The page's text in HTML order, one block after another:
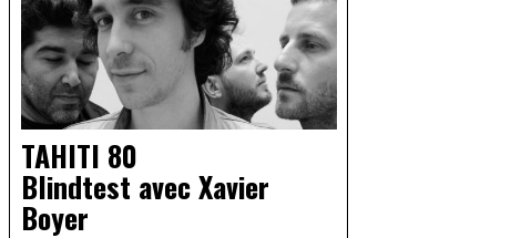
TAHITI 80
Blindtest avec Xavier
Boyer